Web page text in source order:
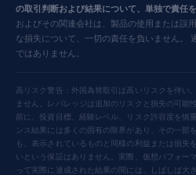
の取引判断および結果について、単独で責任を
およびその関連会社は、製品の使用または誤
な損失について、一切の責任を負いません。
ではありません。
高リスク警告：外国為替取引は高いリスクを伴い
ません。レバレッジは追加のリスクと損失の可能
前に、投資目標、経験レベル、リスク許容度を慎
ンス結果には多くの固有の限界があり、その一部
も、表示されているものと同様の利益または損失
いという保証はありません。実際、仮想パフォー
って実際に達成された結果の間には、しばしば大